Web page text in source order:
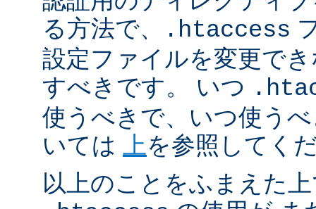
る方法で、
.htaccess
設定ファイルを変更で
すべきです。 いつ
使うべきで、いつ使う
いては
上 を参照してく
以上のことをふまえた